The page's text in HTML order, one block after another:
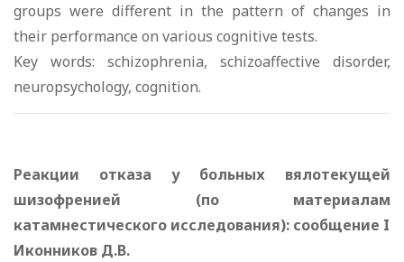
groups were different in the pattern of changes in
their performance on various cognitive tests.
Key words: schizophrenia, schizoaffective disorder,
neuropsychology, cognition.
Реакции отказа у больных вялотекущей
шизофренией (по материалам
катамнестического исследования): сообщение I
Иконников Д.В.